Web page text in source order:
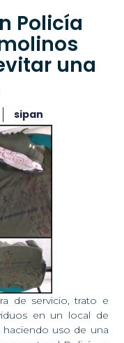
Policía
una
sipan
de servicio, trato e
en un local de
uso de una